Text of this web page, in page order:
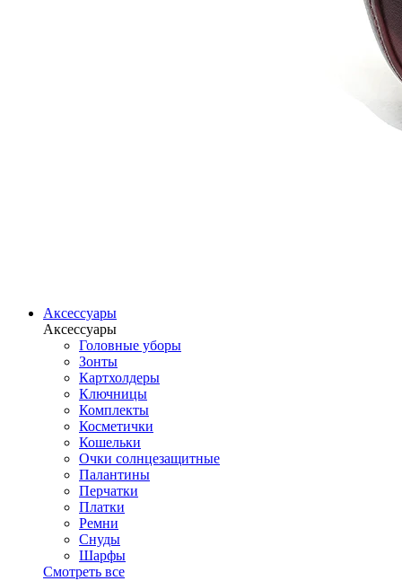
Аксессуары
Аксессуары
Головные уборы
Зонты
Картхолдеры
Ключницы
Комплекты
Косметички
Кошельки
Очки солнцезащитные
Палантины
Перчатки
Платки
Ремни
Снуды
Шарфы
Смотреть все